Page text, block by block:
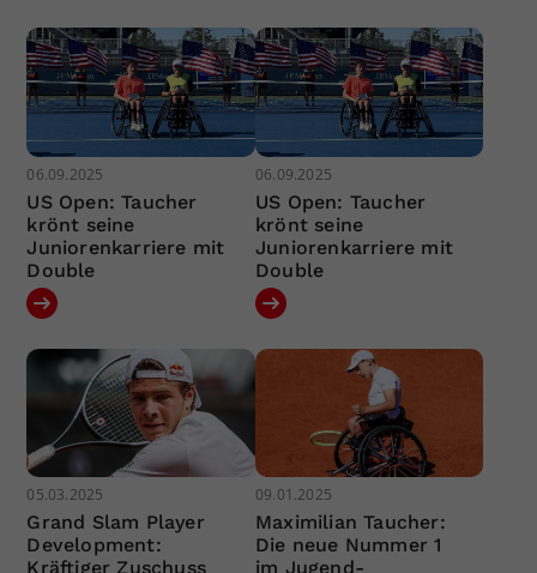
06.09.2025
US Open: Taucher
krönt seine
Juniorenkarriere mit
Double
06.09.2025
US Open: Taucher
krönt seine
Juniorenkarriere mit
Double
05.03.2025
Grand Slam Player
Development:
Kräftiger Zuschuss
09.01.2025
Maximilian Taucher:
Die neue Nummer 1
im Jugend-